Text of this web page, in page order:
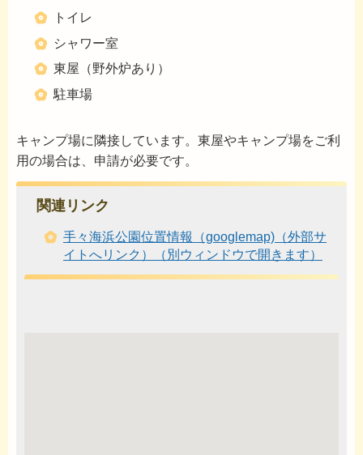
トイレ
シャワー室
東屋（野外炉あり）
駐車場
キャンプ場に隣接しています。東屋やキャンプ場をご利
用の場合は、申請が必要です。
関連リンク
手々海浜公園位置情報（googlemap)（外部サ
イトへリンク）（別ウィンドウで開きます）